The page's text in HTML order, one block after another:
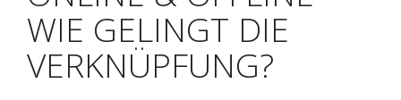
WIE GELINGT DIE
VERKNÜPFUNG?